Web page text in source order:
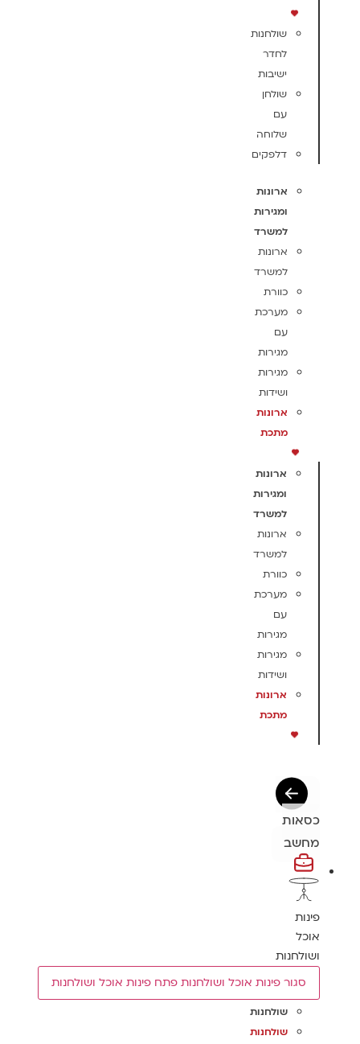
שולחנות
לחדר
ישיבות
שולחן
עם
שלוחה
דלפקים
ארונות
ומגירות
למשרד
ארונות
למשרד
כוורת
מערכת
עם
מגירות
מגירות
ושידות
ארונות
מתכת
ארונות
ומגירות
למשרד
ארונות
למשרד
כוורת
מערכת
עם
מגירות
מגירות
ושידות
ארונות
מתכת
כסאות
מחשב
פינות
אוכל
ושולחנות
סגור פינות אוכל ושולחנות פתח פינות אוכל ושולחנות
שולחנות
שולחנות